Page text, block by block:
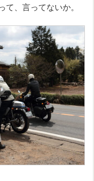
て、言ってないか。